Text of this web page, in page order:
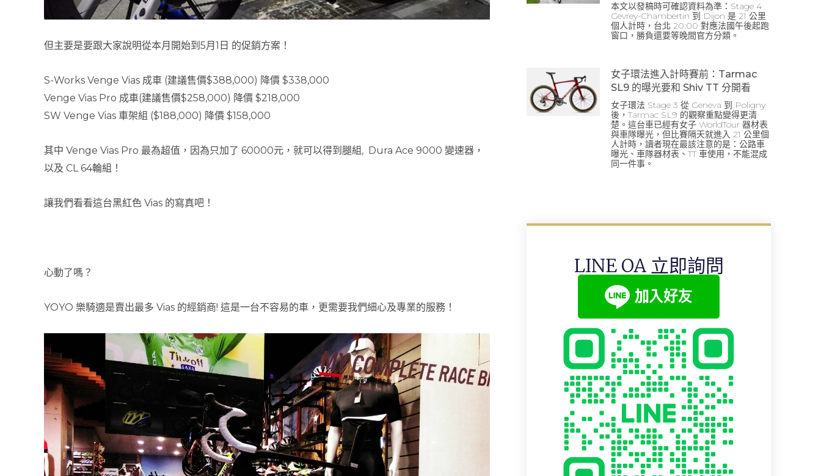
但主要是要跟大家說明從本月開始到5月1日 的促銷方案！
S-Works Venge Vias 成車 (建議售價$388,000) 降價 $338,000
Venge Vias Pro 成車(建議售價$258,000) 降價 $218,000
SW Venge Vias 車架組 ($188,000) 降價 $158,000
其中 Venge Vias Pro 最為超值，因為只加了 60000元，就可以得到腿組, Dura Ace 9000 變速器，
以及 CL 64輪組！
讓我們看看這台黑紅色 Vias 的寫真吧！
心動了嗎？
YOYO 樂騎適是賣出最多 Vias 的經銷商! 這是一台不容易的車，更需要我們細心及專業的服務！
本文以發稿時可確認資料為準：Stage 4
Gevrey-Chambertin 到 Dijon 是 21 公里
個人計時，台北 20:00 對應法國午後起跑
窗口，勝負還要等晚間官方分類。
女子環法進入計時賽前：Tarmac
SL9 的曝光要和 Shiv TT 分開看
女子環法 Stage 3 從 Geneva 到 Poligny
後，Tarmac SL9 的觀察重點變得更清
楚。這台車已經有女子 WorldTour 器材表
與車隊曝光，但比賽隔天就進入 21 公里個
人計時，讀者現在最該注意的是：公路車
曝光、車隊器材表、TT 車使用，不能混成
同一件事。
LINE OA 立即詢問